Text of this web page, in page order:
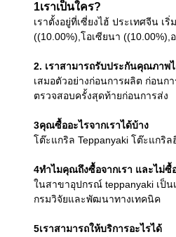
1เราเป็นใคร?
เราตั้งอยู่ที่เซี่ยงไฮ้ ประเทศจีน เ
((10.00%),โอเซียนา
2. เราสามารถรับประกันคุณภาพไ
เสมอตัวอย่างก่อนการผลิต ก่อนก
ตรวจสอบครั้งสุดท้ายก่อนการส่ง
3คุณซื้ออะไรจากเราได้บ้าง
โต๊ะแกริล Teppanyaki โต๊ะแกริ
4ทําไมคุณถึงซื้อจากเรา และไม่ซื้
ในสาขาอุปกรณ์ teppanyaki เป็น
กรมวิจัยและพัฒนาทางเทคนิค
5เราสามารถให้บริการอะไรได้